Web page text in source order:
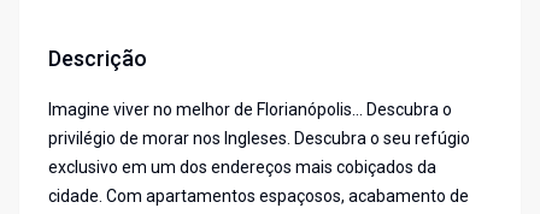
Descrição
Imagine viver no melhor de Florianópolis... Descubra o
privilégio de morar nos Ingleses. Descubra o seu refúgio
exclusivo em um dos endereços mais cobiçados da
cidade. Com apartamentos espaçosos, acabamento de